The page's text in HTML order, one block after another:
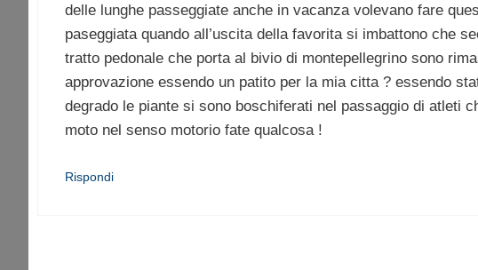
delle lunghe passeggiate anche in vacanza volevano fare
paseggiata quando all’uscita della favorita si imbattono che
tratto pedonale che porta al bivio di montepellegrino sono
approvazione essendo un patito per la mia citta ? essendo
degrado le piante si sono boschiferati nel passaggio di atleti
moto nel senso motorio fate qualcosa !
Rispondi